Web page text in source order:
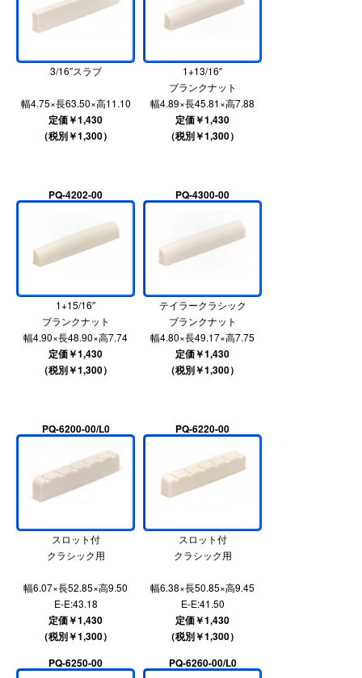
3/16″スラブ
幅4.75×長63.50×高11.10
定価￥1,430
（税別￥1,300）
1+13/16″
ブランクナット
幅4.89×長45.81×高7.88
定価￥1,430
（税別￥1,300）
PQ-4202-00
1+15/16″
ブランクナット
幅4.90×長48.90×高7.74
定価￥1,430
（税別￥1,300）
PQ-4300-00
テイラークラシック
ブランクナット
幅4.80×長49.17×高7.75
定価￥1,430
（税別￥1,300）
PQ-6200-00/L0
スロット付
クラシック用
幅6.07×長52.85×高9.50
E-E:43.18
定価￥1,430
（税別￥1,300）
PQ-6220-00
スロット付
クラシック用
幅6.38×長50.85×高9.45
E-E:41.50
定価￥1,430
（税別￥1,300）
PQ-6250-00
PQ-6260-00/L0